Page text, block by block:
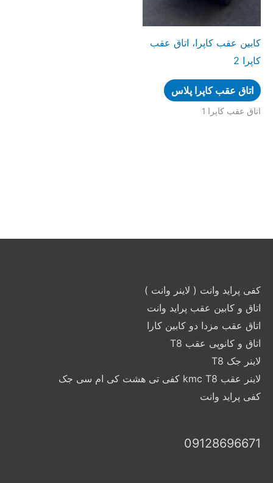
كابين عقب كاپرا، اتاق عقب
كاپرا 2
اتاق عقب کاپرا پلاس
اتاق عقب کاپرا 1
کفی پراید وانت ( لاینر وانت )
اتاق و کابین عقب پراید وانت
اتاق عقب مزدا دو کابین کارا
اتاق و کانوپی عقب T8
لاینر جک T8
لاینر عقب kmc T8 کفی تی هشت کی ام سی جک
کفی پراید وانت
09128696671